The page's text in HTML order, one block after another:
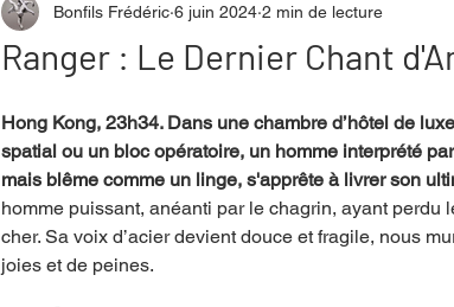
Ranger : Le Dernier Chant
Bonfils Frédéric 6 juin 2024 2 min de lecture
Hong Kong, 23h34. Dans une chambre d’hôtel de
spatial ou un bloc opératoire, un homme interprété
mais blême comme un linge, s'apprête à livrer son
homme puissant, anéanti par le chagrin, ayant
cher. Sa voix d’acier devient douce et fragile, nous
joies et de peines.